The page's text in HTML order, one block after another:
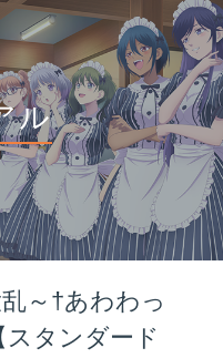
ル
～†あわわっ
スタンダード